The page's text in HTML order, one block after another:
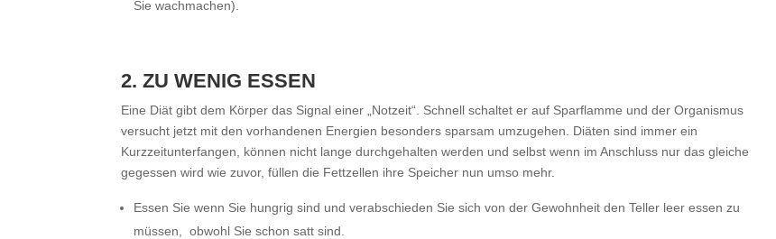
Sie wachmachen).
2. ZU WENIG ESSEN
Eine Diät gibt dem Körper das Signal einer „Notzeit“. Schnell schaltet er auf Sparflamme und der Organismus
versucht jetzt mit den vorhandenen Energien besonders sparsam umzugehen. Diäten sind immer ein
Kurzzeitunterfangen, können nicht lange durchgehalten werden und selbst wenn im Anschluss nur das gleiche
gegessen wird wie zuvor, füllen die Fettzellen ihre Speicher nun umso mehr.
Essen Sie wenn Sie hungrig sind und verabschieden Sie sich von der Gewohnheit den Teller leer essen zu
müssen, obwohl Sie schon satt sind.